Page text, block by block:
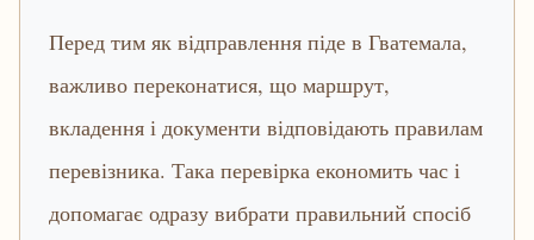
Перед тим як відправлення піде в Гватемала,
важливо переконатися, що маршрут,
вкладення і документи відповідають правилам
перевізника. Така перевірка економить час і
допомагає одразу вибрати правильний спосіб